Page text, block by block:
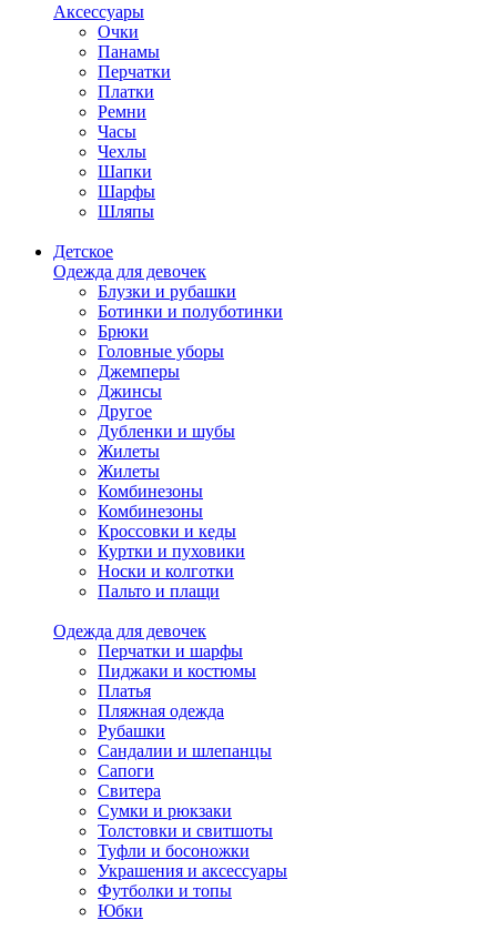
Аксессуары
Очки
Панамы
Перчатки
Платки
Ремни
Часы
Чехлы
Шапки
Шарфы
Шляпы
Детское
Одежда для девочек
Блузки и рубашки
Ботинки и полуботинки
Брюки
Головные уборы
Джемперы
Джинсы
Другое
Дубленки и шубы
Жилеты
Жилеты
Комбинезоны
Комбинезоны
Кроссовки и кеды
Куртки и пуховики
Носки и колготки
Пальто и плащи
Одежда для девочек
Перчатки и шарфы
Пиджаки и костюмы
Платья
Пляжная одежда
Рубашки
Сандалии и шлепанцы
Сапоги
Свитера
Сумки и рюкзаки
Толстовки и свитшоты
Туфли и босоножки
Украшения и аксессуары
Футболки и топы
Юбки